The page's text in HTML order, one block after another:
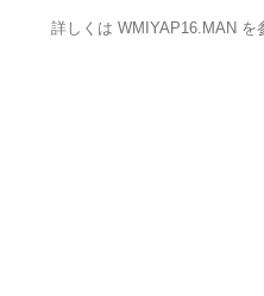
詳しくは WMIYAP16.MAN を